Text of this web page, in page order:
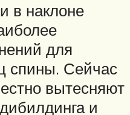
в наклоне
для
Сейчас
вытесняют
и